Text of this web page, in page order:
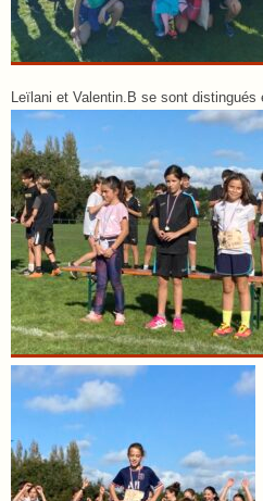
Leïlani et Valentin.B se sont